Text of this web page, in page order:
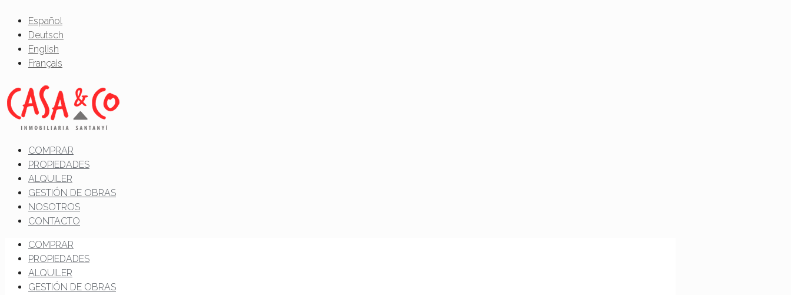
Español
Deutsch
English
Français
COMPRAR
PROPIEDADES
ALQUILER
GESTIÓN DE OBRAS
NOSOTROS
CONTACTO
COMPRAR
PROPIEDADES
ALQUILER
GESTIÓN DE OBRAS